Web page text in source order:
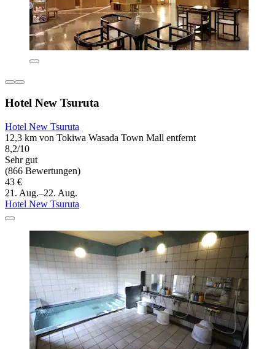
Hotel New Tsuruta
Hotel New Tsuruta
12,3 km von Tokiwa Wasada Town Mall entfernt
8,2/10
Sehr gut
(866 Bewertungen)
43 €
21. Aug.–22. Aug.
Hotel New Tsuruta